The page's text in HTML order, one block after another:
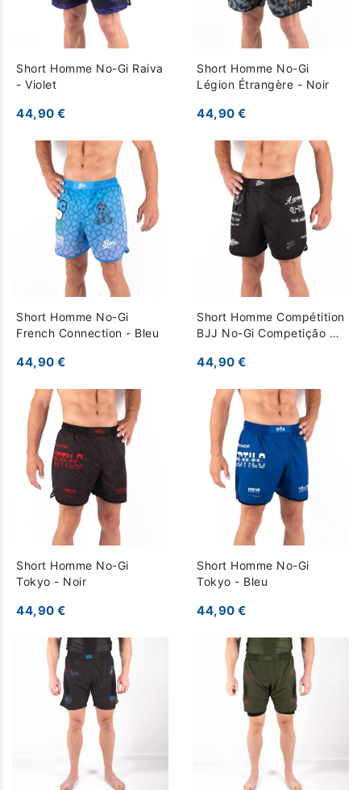
Short Homme No-Gi Raiva
- Violet
44,90 €
Short Homme No-Gi
Légion Étrangère - Noir
44,90 €
Short Homme No-Gi
French Connection - Bleu
44,90 €
Short Homme Compétition
BJJ No-Gi Competição do
44,90 €
Short Homme No-Gi
Tokyo - Noir
44,90 €
Short Homme No-Gi
Tokyo - Bleu
44,90 €